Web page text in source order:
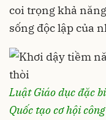
coi trọng khả
sống độc lập của
Luật Giáo dục đặc
Quốc tạo cơ hội